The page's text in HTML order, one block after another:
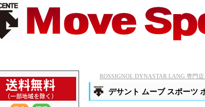
ROSSIGNOL DYNASTAR LANG 専門
デサント ムーブ スポーツ